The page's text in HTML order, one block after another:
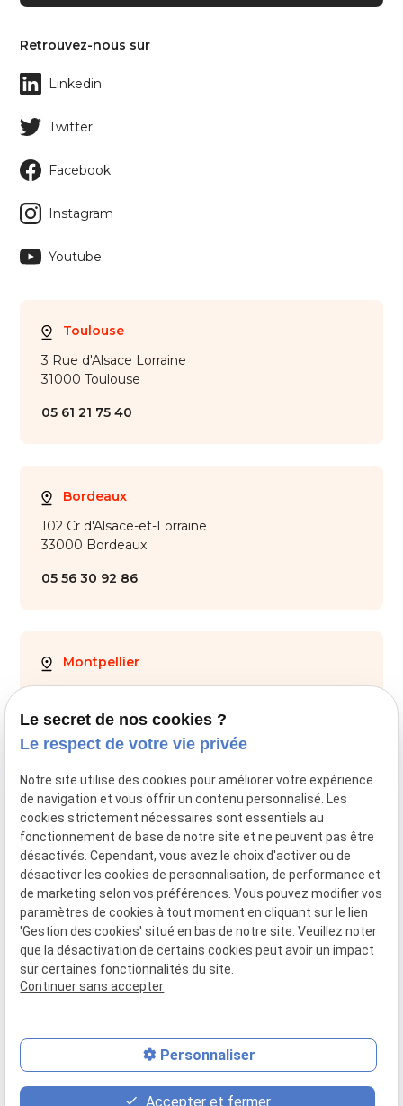
Retrouvez-nous sur
Linkedin
Twitter
Facebook
Instagram
Youtube
Toulouse
3 Rue d'Alsace Lorraine
31000 Toulouse
05 61 21 75 40
Bordeaux
102 Cr d'Alsace-et-Lorraine
33000 Bordeaux
05 56 30 92 86
Montpellier
28 Av. de Maurin
34000 Montpellier
04 67 59 70 05
SIRET :44034651800028
Mentions légales
RGPD
Politique de confidentialité
Gestion des cookies
Honoraires
Le secret de nos cookies ?
Le respect de votre vie privée
Notre site utilise des cookies pour améliorer votre expérience
de navigation et vous offrir un contenu personnalisé. Les
cookies strictement nécessaires sont essentiels au
fonctionnement de base de notre site et ne peuvent pas être
désactivés. Cependant, vous avez le choix d'activer ou de
désactiver les cookies de personnalisation, de performance et
de marketing selon vos préférences. Vous pouvez modifier vos
paramètres de cookies à tout moment en cliquant sur le lien
'Gestion des cookies' situé en bas de notre site. Veuillez noter
que la désactivation de certains cookies peut avoir un impact
sur certaines fonctionnalités du site.
Continuer sans accepter
Personnaliser
Accepter et fermer